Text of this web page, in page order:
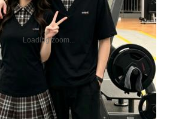
Loading zoom...